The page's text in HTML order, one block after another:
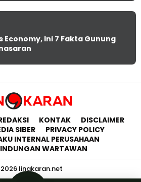
Economy, Ini 7 Fakta Gunung
KONTAK
DISCLAIMER
SIBER
PRIVACY POLICY
INTERNAL PERUSAHAAN
WARTAWAN
lingkaran.net